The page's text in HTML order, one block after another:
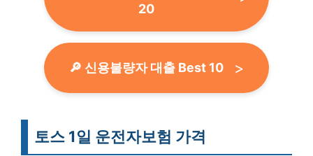
20
🔎 신용불량자 대출 Best 10
토스 1일 운전자보험 가격